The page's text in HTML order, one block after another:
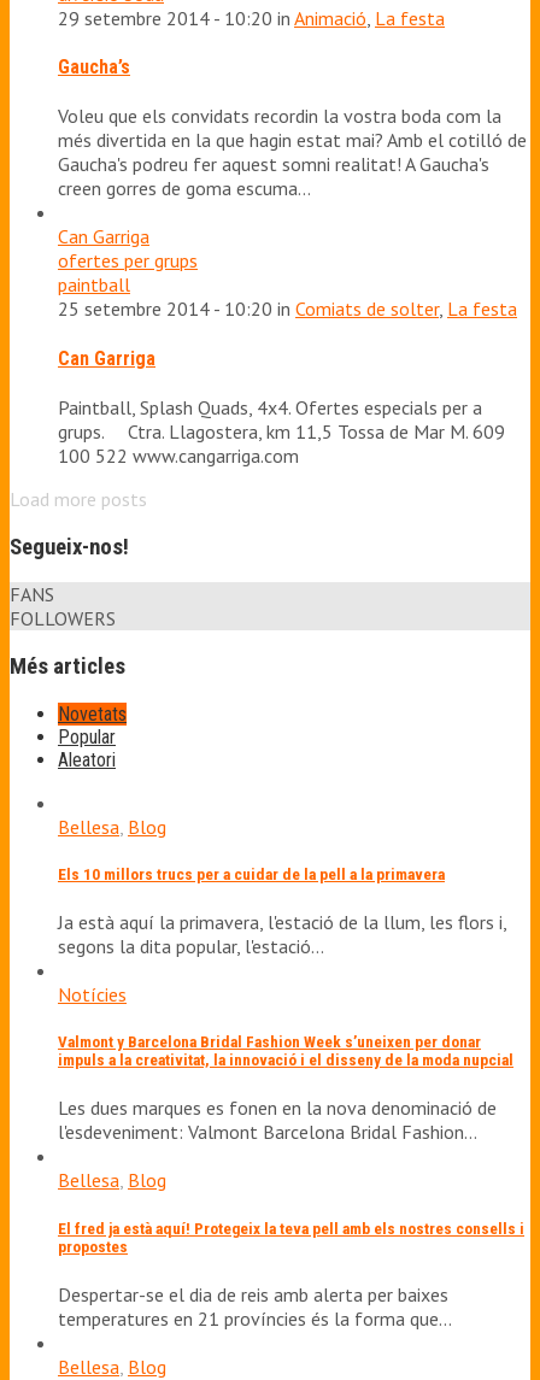
29 setembre 2014 - 10:20 in Animació La festa
Gaucha’s
Voleu que els convidats recordin la vostra boda com la
més divertida en la que hagin estat mai? Amb el cotilló de
Gaucha's podreu fer aquest somni realitat! A Gaucha's
creen gorres de goma escuma…
Can Garriga
ofertes per grups
paintball
25 setembre 2014 - 10:20 in Comiats de solter, La festa
Can Garriga
Paintball, Splash Quads, 4x4. Ofertes especials per a
grups. Ctra. Llagostera, km 11,5 Tossa de Mar M. 609
100 522 www.cangarriga.com
Load more posts
Segueix-nos!
FANS
FOLLOWERS
Més articles
Novetats
Popular
Aleatori
Bellesa Blog
Els 10 millors trucs per a cuidar de la pell a la primavera
Ja està aquí la primavera, l'estació de la llum, les flors i,
segons la dita popular, l'estació…
Notícies
Valmont y Barcelona Bridal Fashion Week s’uneixen per donar
impuls a la creativitat, la innovació i el disseny de la moda nupcial
Les dues marques es fonen en la nova denominació de
l'esdeveniment: Valmont Barcelona Bridal Fashion…
Bellesa, Blog
El fred ja està aquí! Protegeix la teva pell amb els nostres consells i
propostes
Despertar-se el dia de reis amb alerta per baixes
temperatures en 21 províncies és la forma que…
Bellesa Blog